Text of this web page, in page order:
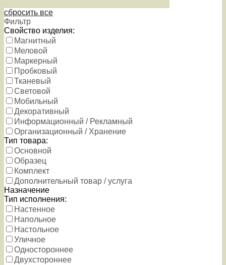
сбросить все
Фильтр
Свойство изделия:
Магнитный
Меловой
Маркерный
Пробковый
Тканевый
Световой
Мобильный
Декоративный
Информационный / Рекламный
Организационный / Хранение
Тип товара:
Основной
Образец
Комплект
Дополнительный товар / услуга
Назначение
Тип исполнения:
Настенное
Напольное
Настольное
Уличное
Одностороннее
Двухстороннее